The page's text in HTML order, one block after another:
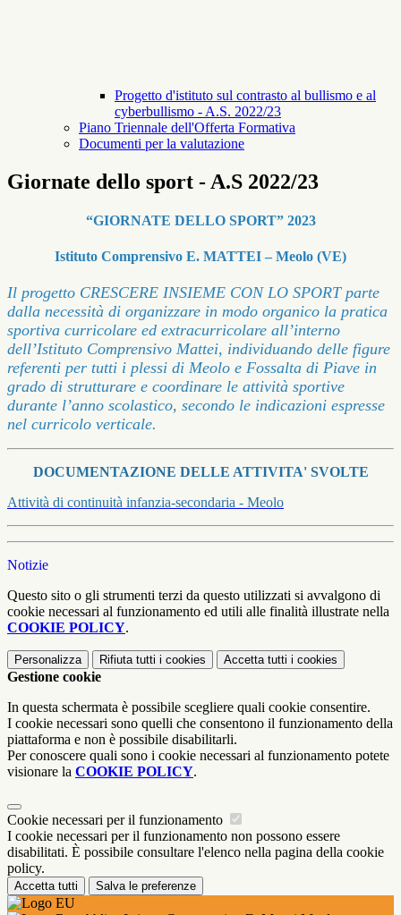
Progetto d'istituto sul contrasto al bullismo e al
cyberbullismo - A.S. 2022/23
Piano Triennale dell'Offerta Formativa
Documenti per la valutazione
Giornate dello sport - A.S 2022/23
“GIORNATE DELLO SPORT” 2023
Istituto Comprensivo E. MATTEI – Meolo (VE)
Il progetto CRESCERE INSIEME CON LO SPORT parte
dalla necessità di organizzare in modo organico la pratica
sportiva curricolare ed extracurricolare all’interno
dell’Istituto Comprensivo Mattei, individuando delle figure
referenti per tutti i plessi di Meolo e Fossalta di Piave in
grado di strutturare e coordinare le attività sportive
durante l’anno scolastico, secondo le indicazioni espresse
nel curricolo verticale.
DOCUMENTAZIONE DELLE ATTIVITA' SVOLTE
Attività di continuità infanzia-secondaria - Meolo
Notizie
Questo sito o gli strumenti terzi da questo utilizzati si avvalgono di
cookie necessari al funzionamento ed utili alle finalità illustrate nella
COOKIE POLICY.
Personalizza Rifiuta tutti i cookies Accetta tutti i cookies
Gestione cookie
In questa schermata è possibile scegliere quali cookie consentire.
I cookie necessari sono quelli che consentono il funzionamento della
piattaforma e non è possibile disabilitarli.
Per conoscere quali sono i cookie necessari al funzionamento potete
visionare la COOKIE POLICY.
Cookie necessari per il funzionamento
I cookie necessari per il funzionamento non possono essere
disabilitati. È possibile consultare l'elenco nella pagina della cookie
policy.
Accetta tutti Salva le preferenze